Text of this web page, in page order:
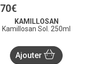
70€
KAMILLOSAN
Kamillosan Sol. 250ml
Ajouter